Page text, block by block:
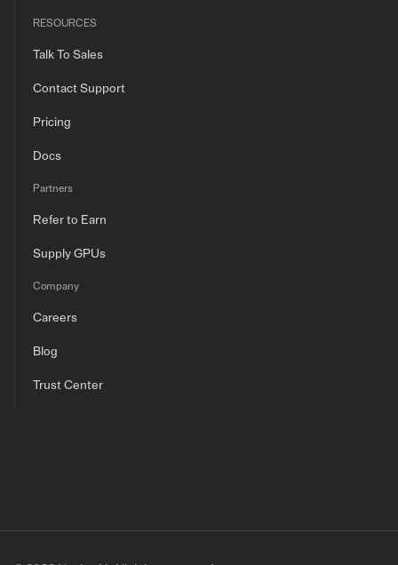
RESOURCES
Talk To Sales
Contact Support
Pricing
Docs
Partners
Refer to Earn
Supply GPUs
Company
Careers
Blog
Trust Center